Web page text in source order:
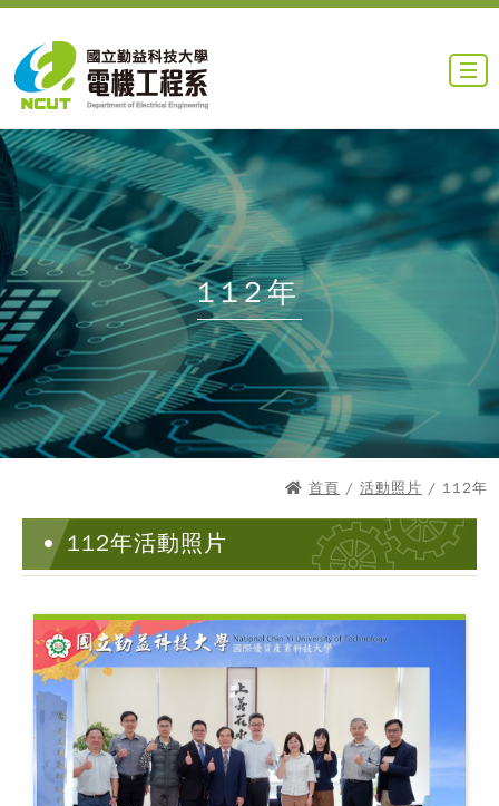
112年
首頁 / 活動照片 / 112年
112年活動照片